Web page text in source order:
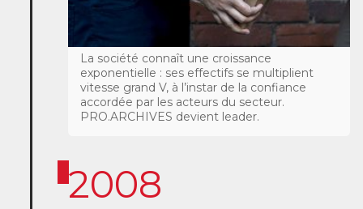
La société connaît une croissance
exponentielle : ses effectifs se multiplient
vitesse grand V, à l’instar de la confiance
accordée par les acteurs du secteur.
PRO.ARCHIVES devient leader.
2008